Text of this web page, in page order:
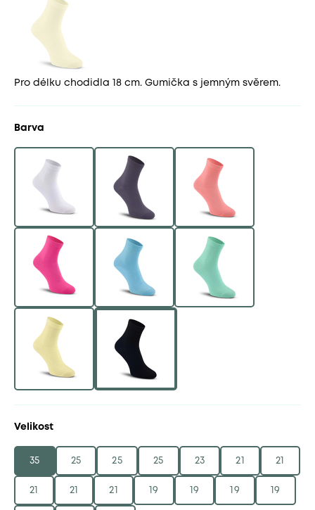
Pro délku chodidla 18 cm. Gumička s jemným svěrem.
Barva
Velikost
35 25 25 25 23 21 21
21 21 21 19 19 19 19